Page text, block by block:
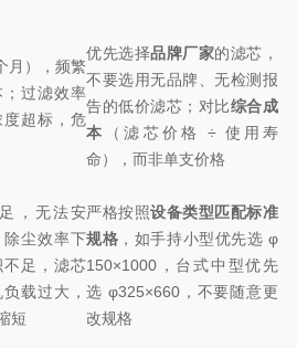
月），频繁
过滤效率
超标，危
优先选择品牌厂家的滤芯，
不要选用无品牌、无检测报
告的低价滤芯；对比综合成
本
（滤芯价格 ÷ 使用寿
命），而非单支价格
，无法安
尘效率下
不足，滤芯
载过大，
短
严格按照设备类型匹配标准
规格 ，如手持小型优先选 φ
150×1000，台式中型优先
选 φ325×660，不要随意更
改规格